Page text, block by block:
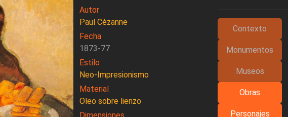
Autor
Paul Cézanne
Fecha
1873-77
Estilo
Neo-Impresionismo
Material
Oleo sobre lienzo
Contexto
Monumentos
Museos
Obras
Personajes